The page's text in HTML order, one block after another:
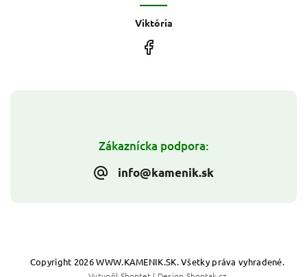
Zákaznícka podpora:
info@kamenik.sk
Viktória
Copyright 2026WWW.KAMENIK.SK. Všetky práva vyhradené.